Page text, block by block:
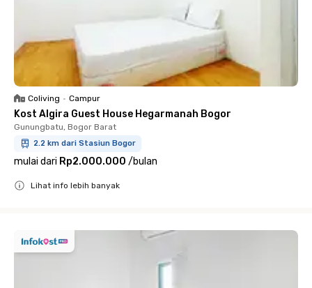
Coliving • Campur
Kost Algira Guest House Hegarmanah Bogor
Gunungbatu, Bogor Barat
2.2 km dari Stasiun Bogor
mulai dari Rp2.000.000 /bulan
Lihat info lebih banyak